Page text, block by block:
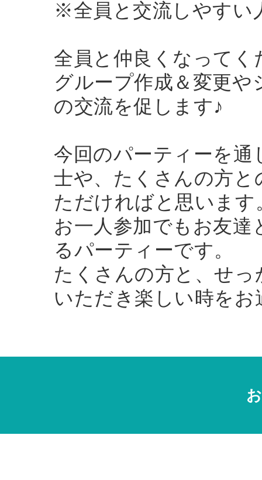
※全員と交流しやすい
全員と仲良くなってく
グループ作成＆変更
の交流を促します♪
今回のパーティーを通
士や、たくさんの方
ただければと思います
お一人参加でもお友
るパーティーです。
たくさんの方と、せ
いただき楽しい時を